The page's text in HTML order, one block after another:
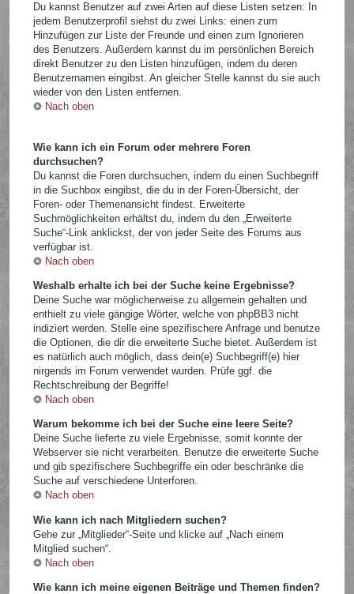
Du kannst Benutzer auf zwei Arten auf diese Listen setzen: In
jedem Benutzerprofil siehst du zwei Links: einen zum
Hinzufügen zur Liste der Freunde und einen zum Ignorieren
des Benutzers. Außerdem kannst du im persönlichen Bereich
direkt Benutzer zu den Listen hinzufügen, indem du deren
Benutzernamen eingibst. An gleicher Stelle kannst du sie auch
wieder von den Listen entfernen.
Nach oben
Wie kann ich ein Forum oder mehrere Foren
durchsuchen?
Du kannst die Foren durchsuchen, indem du einen Suchbegriff
in die Suchbox eingibst, die du in der Foren-Übersicht, der
Foren- oder Themenansicht findest. Erweiterte
Suchmöglichkeiten erhältst du, indem du den „Erweiterte
Suche“-Link anklickst, der von jeder Seite des Forums aus
verfügbar ist.
Nach oben
Weshalb erhalte ich bei der Suche keine Ergebnisse?
Deine Suche war möglicherweise zu allgemein gehalten und
enthielt zu viele gängige Wörter, welche von phpBB3 nicht
indiziert werden. Stelle eine spezifischere Anfrage und benutze
die Optionen, die dir die erweiterte Suche bietet. Außerdem ist
es natürlich auch möglich, dass dein(e) Suchbegriff(e) hier
nirgends im Forum verwendet wurden. Prüfe ggf. die
Rechtschreibung der Begriffe!
Nach oben
Warum bekomme ich bei der Suche eine leere Seite?
Deine Suche lieferte zu viele Ergebnisse, somit konnte der
Webserver sie nicht verarbeiten. Benutze die erweiterte Suche
und gib spezifischere Suchbegriffe ein oder beschränke die
Suche auf verschiedene Unterforen.
Nach oben
Wie kann ich nach Mitgliedern suchen?
Gehe zur „Mitglieder“-Seite und klicke auf „Nach einem
Mitglied suchen“.
Nach oben
Wie kann ich meine eigenen Beiträge und Themen finden?